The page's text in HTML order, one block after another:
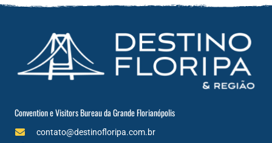
Convention e Visitors Bureau da Grande Florianópolis
contato@destinofloripa.com.br